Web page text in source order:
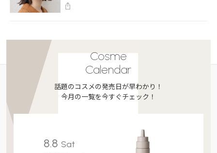
Cosme
Calendar
話題のコスメの発売日が早わかり！
今月の一覧を今すぐチェック！
8.8 Sat